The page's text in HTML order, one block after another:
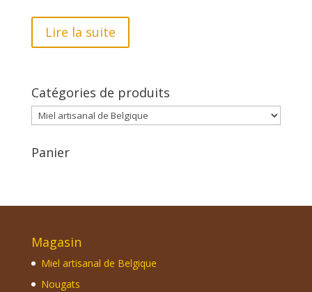
Lire la suite
Catégories de produits
Panier
Magasin
Miel artisanal de Belgique
Nougats